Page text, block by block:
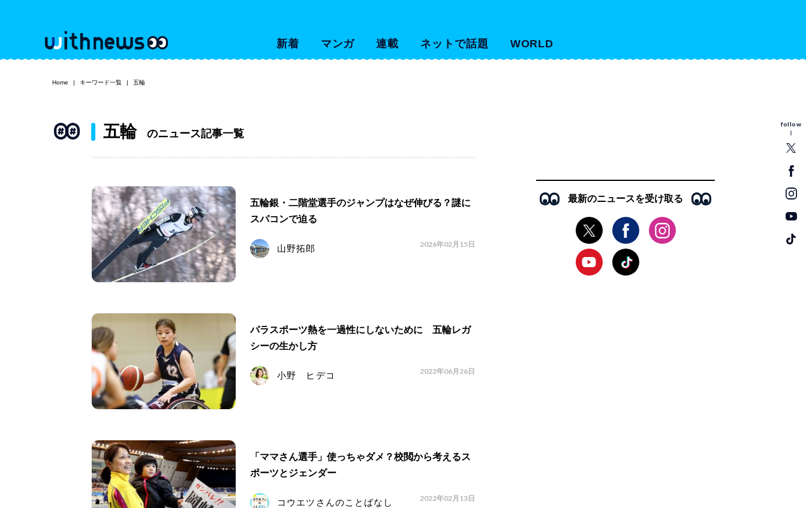
新着 マンガ 連載 ネットで話題 WORLD
follow
Home キーワード一覧 五輪
五輪 のニュース記事一覧
五輪銀・二階堂選手のジャンプはなぜ伸びる？謎に
スパコンで迫る
山野拓郎 2026年02月15日
パラスポーツ熱を一過性にしないために 五輪レガ
シーの生かし方
小野 ヒデコ 2022年06月26日
「ママさん選手」使っちゃダメ？校閲から考えるス
ポーツとジェンダー
コウエツさんのことばなし 2022年02月13日
最新のニュースを受け取る